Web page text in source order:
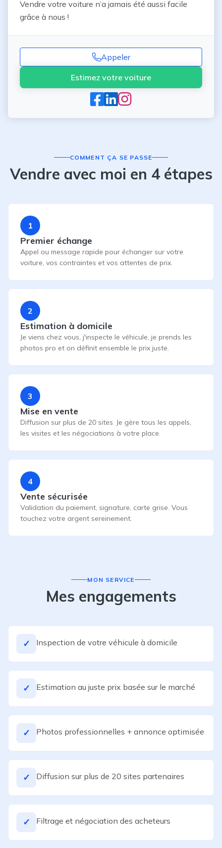
Vendre votre voiture n’a jamais été aussi facile
grâce à nous !
Appeler
Estimez votre voiture
COMMENT ÇA SE PASSE
Vendre avec moi en 4 étapes
1
Premier échange
Appel ou message rapide pour échanger sur votre
voiture, vos contraintes et vos attentes de prix.
2
Estimation à domicile
Je viens chez vous, j'inspecte le véhicule, je prends les
photos pro et on définit ensemble le prix juste.
3
Mise en vente
Diffusion sur plus de 20 sites. Je gère tous les appels,
les visites et les négociations à votre place.
4
Vente sécurisée
Validation du paiement, signature, carte grise. Vous
touchez votre argent sereinement.
MON SERVICE
Mes engagements
✓ Inspection de votre véhicule à domicile
✓ Estimation au juste prix basée sur le marché
✓ Photos professionnelles + annonce optimisée
✓ Diffusion sur plus de 20 sites partenaires
✓ Filtrage et négociation des acheteurs